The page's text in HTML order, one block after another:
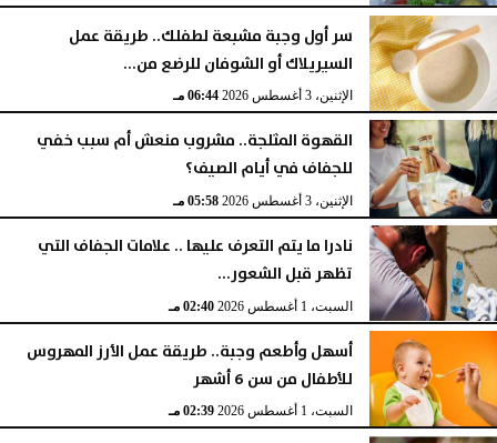
سر أول وجبة مشبعة لطفلك.. طريقة عمل
السيريلاك أو الشوفان للرضع من...
الإثنين، 3 أغسطس 2026 06:44 مـ
القهوة المثلجة.. مشروب منعش أم سبب خفي
للجفاف في أيام الصيف؟
الإثنين، 3 أغسطس 2026 05:58 مـ
نادرا ما يتم التعرف عليها .. علامات الجفاف التي
تظهر قبل الشعور...
السبت، 1 أغسطس 2026 02:40 مـ
أسهل وأطعم وجبة.. طريقة عمل الأرز المهروس
للأطفال من سن 6 أشهر
السبت، 1 أغسطس 2026 02:39 مـ